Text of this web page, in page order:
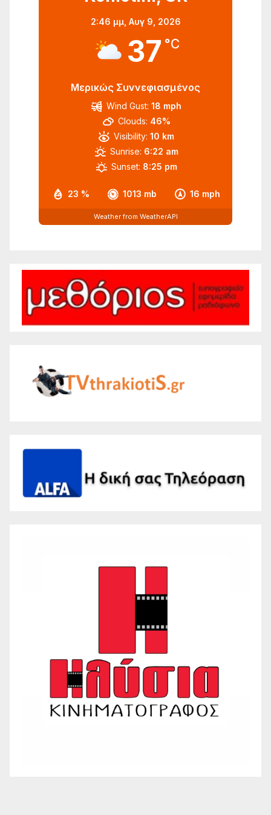
2:46 μμ, Αυγ 9, 2026
37 °C
Μερικώς Συννεφιασμένος
23 % 1013 mb 16 mph
Wind Gust: 18 mph
Clouds: 46%
Visibility: 10 km
Sunrise: 6:22 am
Sunset: 8:25 pm
Weather from WeatherAPI